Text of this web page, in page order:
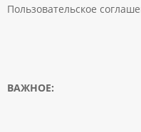
Пользовательское
ВАЖНОЕ: